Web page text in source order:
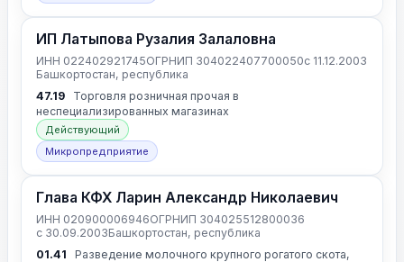
ИП Латыпова Рузалия Залаловна
ИНН 022402921745ОГРНИП 304022407700050с 11.12.2003
Башкортостан, республика
47.19
Торговля розничная прочая в
неспециализированных магазинах
Действующий
Микропредприятие
Глава КФХ Ларин Александр Николаевич
ИНН 020900006946ОГРНИП 304025512800036
с 30.09.2003Башкортостан, республика
01.41
Разведение молочного крупного рогатого скота,